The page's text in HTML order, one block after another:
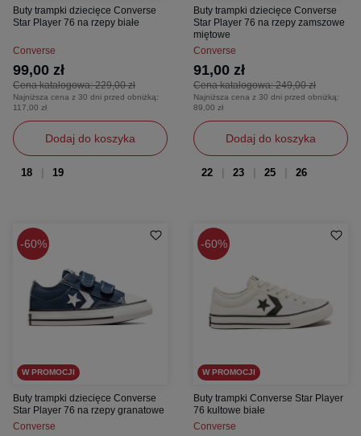
Buty trampki dziecięce Converse
Star Player 76 na rzepy białe
Converse
Cena katalogowa:229,00 zł
99,00 zł
Najniższa cena z 30 dni przed obniżką:
117,00 zł
Dodaj do koszyka
18 19
Buty trampki dziecięce Converse
Star Player 76 na rzepy zamszowe
miętowe
Converse
Cena katalogowa:249,00 zł
91,00 zł
Najniższa cena z 30 dni przed obniżką:
89,00 zł
Dodaj do koszyka
22 23 25 26
60%
W PROMOCJI
Buty trampki dziecięce Converse
Star Player 76 na rzepy granatowe
Converse
60%
W PROMOCJI
Buty trampki Converse Star Player
76 kultowe białe
Converse